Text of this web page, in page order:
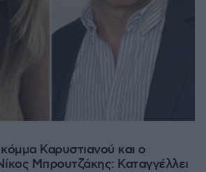
κόμμα Καρυστιανού και ο
Μπρουτζάκης: Καταγγέλλει